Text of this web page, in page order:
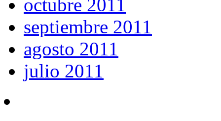
octubre 2011
septiembre 2011
agosto 2011
julio 2011